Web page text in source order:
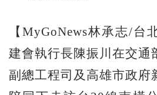
【MyGoNews林承志/台
建會執行長陳振川在交通
副總工程司及高雄市政府